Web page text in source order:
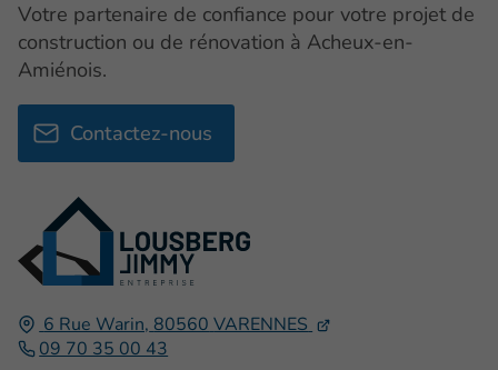
6 Rue Warin, 80560 VARENNES
09 70 35 00 43
Votre partenaire de confiance pour votre projet de
construction ou de rénovation à Acheux-en-
Amiénois.
Contactez-nous